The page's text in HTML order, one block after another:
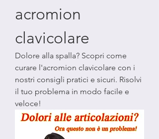
acromion
clavicolare
Dolore alla spalla? Scopri come
curare l'acromion clavicolare con i
nostri consigli pratici e sicuri. Risolvi
il tuo problema in modo facile e
veloce!